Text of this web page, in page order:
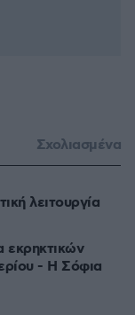
Σχολιασμένα
λειτουργία
εκρηκτικών
- Η Σόφια